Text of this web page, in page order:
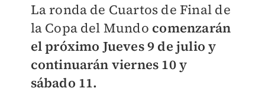
La ronda de Cuartos de Final de
la Copa del Mundo comenzarán
el próximo Jueves 9 de julio y
continuarán viernes 10 y
sábado 11.